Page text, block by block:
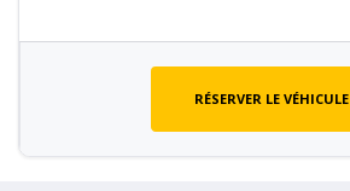
RÉSERVER LE VÉHICULE